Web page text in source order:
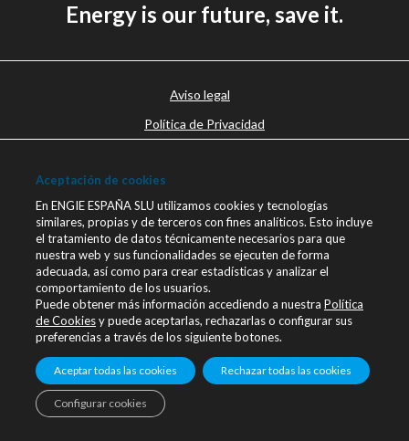
Energy is our future, save it.
Aviso legal
Política de Privacidad
Únete a nosotros
Blog ENGIE
Sala de Prensa
Contacto
engie.com
Linkedin
Aceptación de cookies
En ENGIE ESPAÑA SLU utilizamos cookies y tecnologías
similares, propias y de terceros con fines analíticos. Esto incluye
el tratamiento de datos técnicamente necesarios para que
nuestra web y sus funcionalidades se ejecuten de forma
adecuada, así como para crear estadísticas y analizar el
comportamiento de los usuarios.
Puede obtener más información accediendo a nuestra Política
de Cookiesy puede aceptarlas, rechazarlas o configurar sus
preferencias a través de los siguiente botones.
Aceptar todas las cookies Rechazar todas las cookies
Configurar cookies